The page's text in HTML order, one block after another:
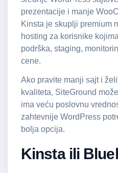
prezentacije i manje
Kinsta je skuplji premium
hosting za korisnike
podrška, staging,
cene.
Ako pravite manji sajt i
kvaliteta, SiteGround
ima veću poslovnu
zahtevnije WordPress
bolja opcija.
Kinsta ili